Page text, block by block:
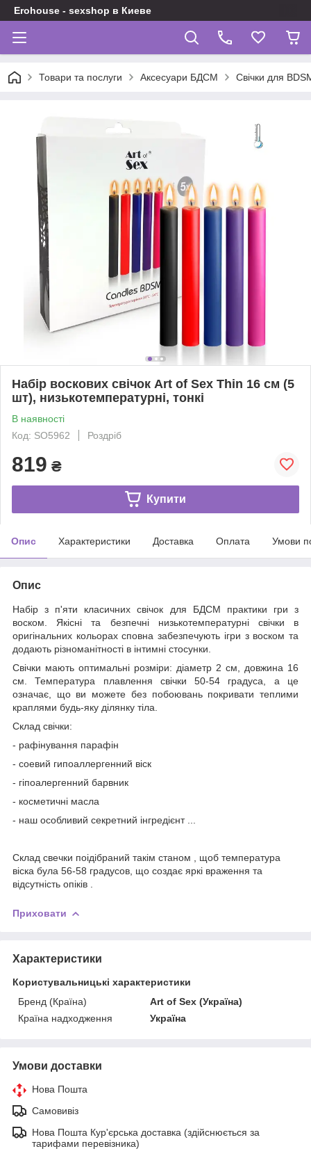
Erohouse - sexshop в Киеве
Товари та послуги Аксесуари БДСМ Свічки для
Набір воскових свічок Art of Sex Thin 16 см (5
шт), низькотемпературні, тонкі
В наявності
Код: SO5962
Роздріб
819 ₴
Купити
Опис Характеристики Доставка Оплата Умови
Опис
Набір з п'яти класичних свічок для БДСМ практики гри з
воском. Якісні та безпечні низькотемпературні свічки в
оригінальних кольорах сповна забезпечують ігри з воском та
додають різноманітності в інтимні стосунки.
Свічки мають оптимальні розміри: діаметр 2 см, довжина 16
см. Температура плавлення свічки 50-54 градуса, а це
означає, що ви можете без побоювань покривати теплими
краплями будь-яку ділянку тіла.
Склад свічки:
- рафінування парафін
- соевий гипоаллергенний віск
- гіпоалергенний барвник
- косметичні масла
- наш особливий секретний інгредієнт ...
Склад свечки поідібраний такім станом , щоб температура
віска була 56-58 градусов, що создає яркі враження та
відсутність опіків .
Приховати
Характеристики
Користувальницькі характеристики
Бренд (Країна)
Art of Sex (Україна)
Країна надходження
Україна
Умови доставки
Нова Пошта
Самовивіз
Нова Пошта Кур'єрська доставка (здійснюється за
тарифами перевізника)